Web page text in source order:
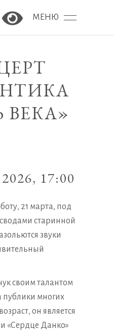
Версия сайта для
МЕНЮ
ВЕКА»
17:00
21 марта, под
старинной
звуки
своим талантом
публики многих
он является
«Сердце Данко»